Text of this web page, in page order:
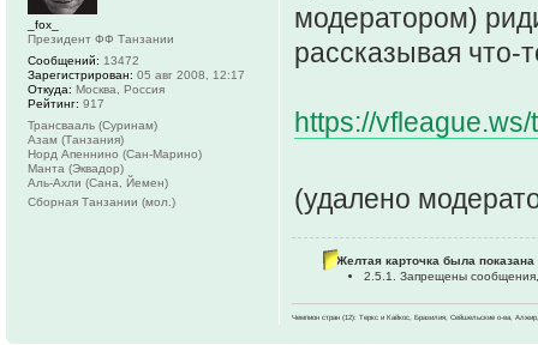
модератором)
рассказывая что-
https://
(удалено
Желтая карточка была показана
2.5.1. Запрещены
Чемпион стран (12): Теркс и Кайкос, Бразилия, Сейшельские о-ва,
_fox_
Президент ФФ Танзании
Сообщений: 13472
Зарегистрирован: 05 авг 2008, 12:17
Откуда: Москва, Россия
Рейтинг: 917
Трансвааль (Суринам)
Азам (Танзания)
Норд Апеннино (Сан-Марино)
Манта (Эквадор)
Аль-Ахли (Сана, Йемен)
Сборная Танзании (мол.)